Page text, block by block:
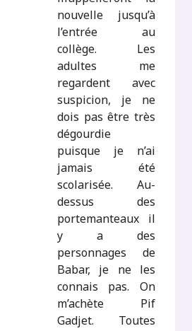
nouvelle jusqu’à
l’entrée au
collège. Les
adultes me
regardent avec
suspicion, je ne
dois pas être très
dégourdie
puisque je n’ai
jamais été
scolarisée. Au-
dessus des
portemanteaux il
y a des
personnages de
Babar, je ne les
connais pas. On
m’achète Pif
Gadjet. Toutes